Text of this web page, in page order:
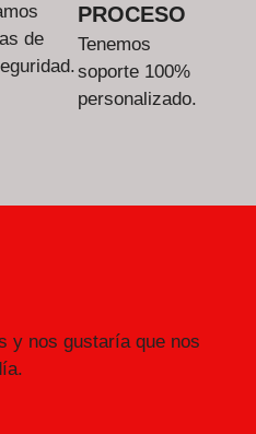
de
PROCESO
Tenemos
soporte 100%
personalizado.
y nos gustaría que nos